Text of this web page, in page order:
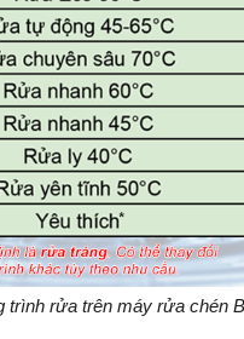
trình rửa trên máy rửa chén